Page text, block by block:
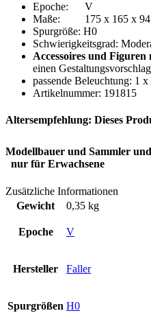
Epoche: V
Maße: 175 x 165 x 94
Spurgröße: H0
Schwierigkeitsgrad:
Accessoires und Figuren
einen Gestaltungsvorschlag
passende Beleuchtung: 1
Artikelnummer: 191815
Altersempfehlung: Dieses
Modellbauer und Sammler
nur für Erwachsene
Zusätzliche Informationen
Gewicht
0,35 kg
Epoche V
Hersteller Faller
Spurgrößen H0